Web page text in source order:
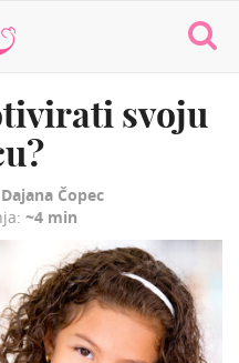
svoju
Dajana Čopec
~4 min